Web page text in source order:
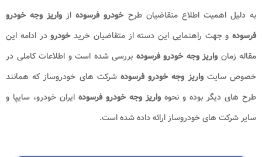
به دلیل اهمیت اطلاع متقاضیان طرحخودرو فرسودهاز واریز وجه خودرو
فرسوده و جهت راهنمایی این دسته از متقاضیان خریدخودرودر ادامه این
مقاله زمان واریز وجه خودرو فرسوده بررسی شده است و اطلاعات کاملی در
خصوص سایتواریز وجه خودرو فرسودهشرکت های خودروساز که همانند
طرح های دیگر بوده و نحوه واریز وجه خودرو فرسوده ایران خودرو، سایپا و
سایر شرکت های خودروساز ارائه داده شده است.